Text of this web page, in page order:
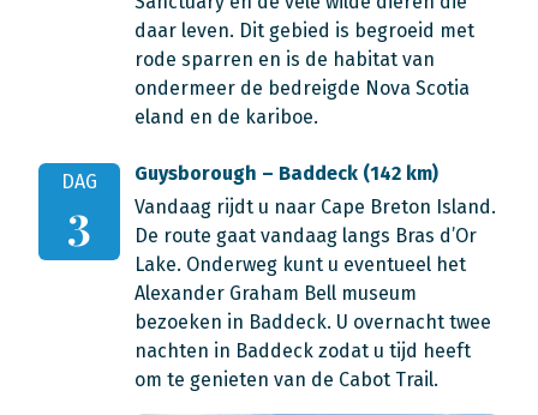
daar leven. Dit gebied is begroeid met
rode sparren en is de habitat van
ondermeer de bedreigde Nova Scotia
eland en de kariboe.
DAG
3
Guysborough – Baddeck (142 km)
Vandaag rijdt u naar Cape Breton Island.
De route gaat vandaag langs Bras d’Or
Lake. Onderweg kunt u eventueel het
Alexander Graham Bell museum
bezoeken in Baddeck. U overnacht twee
nachten in Baddeck zodat u tijd heeft
om te genieten van de Cabot Trail.